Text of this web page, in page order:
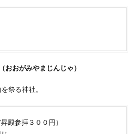
おがみやまじんじゃ）
祭る神社。
殿参拝３００円）